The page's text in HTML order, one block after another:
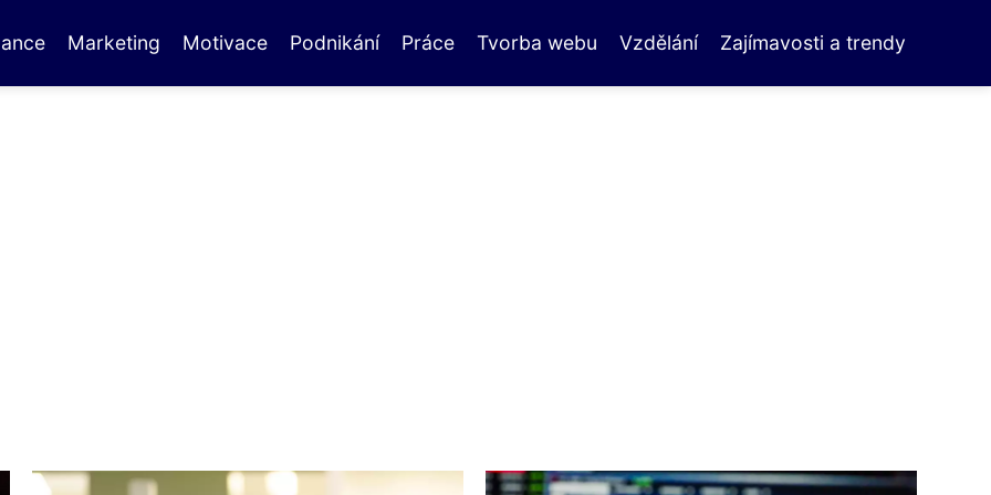
Marketing Motivace Podnikání Práce Tvorba webu Vzdělání Zajímavosti a trendy